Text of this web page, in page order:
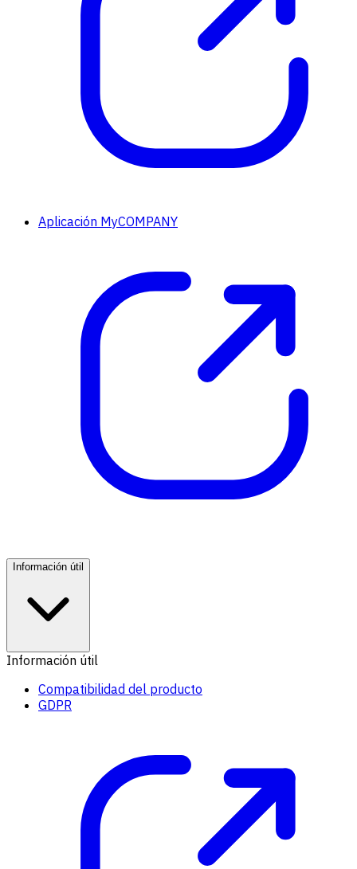
Aplicación MyCOMPANY
Información útil
Información útil
Compatibilidad del producto
GDPR